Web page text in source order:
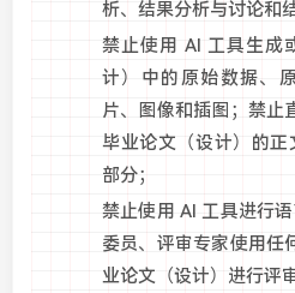
析、结果分析与讨论和
禁止使用 AI 工具生成
计）中的原始数据、
片、图像和插图；禁止
毕业论文（设计）的
部分；
禁止使用 AI 工具进行
委员、评审专家使用任
业论文（设计）进行评审